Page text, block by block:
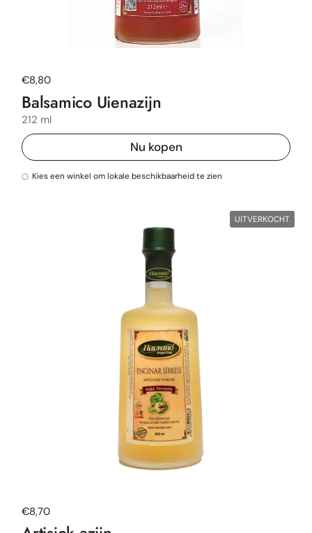
Normale prijs
€8,80
Balsamico Uienazijn
212 ml
Nu kopen
Kies een winkel om lokale beschikbaarheid te zien
Normale prijs
€8,70
UITVERKOCHT